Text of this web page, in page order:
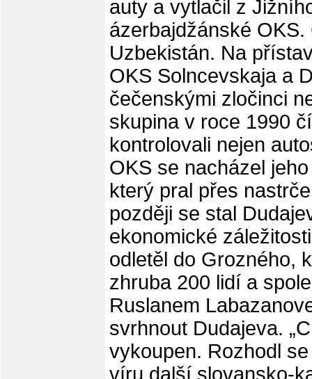
auty a vytlačil z
ázerbajdžánské
Uzbekistán. Na
OKS Solncevskaja a
čečenskými zločinci
skupina v roce 1990
kontrolovali nejen
OKS se nacházel
který pral přes
později se stal
ekonomické
odletěl do Grozného,
zhruba 200 lidí a
Ruslanem
svrhnout Dudajeva.
vykoupen. Rozhodl
víru další slovansko-